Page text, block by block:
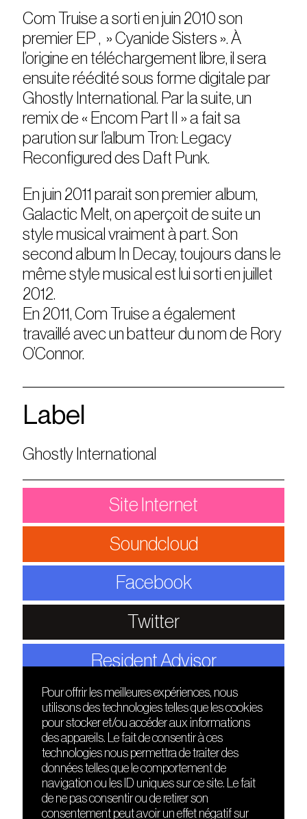
Com Truise a sorti en juin 2010 son
premier EP , » Cyanide Sisters ». À
l’origine en téléchargement libre, il sera
ensuite réédité sous forme digitale par
Ghostly International. Par la suite, un
remix de « Encom Part II » a fait sa
parution sur l’album Tron: Legacy
Reconfigured des Daft Punk.
En juin 2011 parait son premier album,
Galactic Melt, on aperçoit de suite un
style musical vraiment à part. Son
second album In Decay, toujours dans le
même style musical est lui sorti en juillet
2012.
En 2011, Com Truise a également
travaillé avec un batteur du nom de Rory
O’Connor.
Label
Ghostly International
Site Internet
Soundcloud
Facebook
Twitter
Resident Advisor
DÉCOUVRIR
Le lieu
Contact
Presse
Cours de DJing
TMLAB
FRIENDS
Nuits sonores
HEAT
Hôtel71
La Gaîté Lyrique
Pour offrir les meilleures expériences, nous
utilisons des technologies telles que les cookies
pour stocker et/ou accéder aux informations
des appareils. Le fait de consentir à ces
technologies nous permettra de traiter des
données telles que le comportement de
navigation ou les ID uniques sur ce site. Le fait
de ne pas consentir ou de retirer son
consentement peut avoir un effet négatif sur